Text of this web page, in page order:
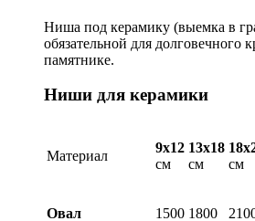
Ниша под керамику (выемка в
обязательной для долговечного
памятнике.
Ниши для керамики
Материал
9х12
см
13х18
см
см
Овал 1500 1800